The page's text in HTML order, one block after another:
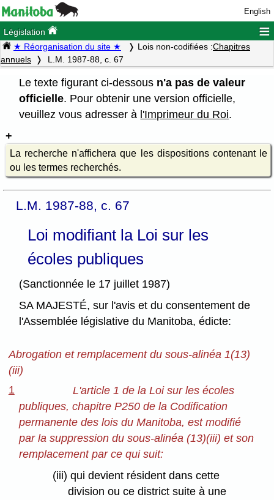
English
Législation ≡
★ Réorganisation du site ★ Lois non-codifiées :Chapitres
annuels
L.M. 1987-88, c. 67
Le texte figurant ci-dessous n'a pas de valeur
officielle. Pour obtenir une version officielle,
veuillez vous adresser à l'Imprimeur du Roi.
La recherche n'affichera que les dispositions contenant le
ou les termes recherchés.
L.M. 1987-88, c. 67
Loi modifiant la Loi sur les
écoles publiques
(Sanctionnée le 17 juillet 1987)
SA MAJESTÉ, sur l'avis et du consentement de
l'Assemblée législative du Manitoba, édicte:
Abrogation et remplacement du sous-alinéa 1(13)
(iii)
1
L'article 1 de la Loi sur les écoles
publiques, chapitre P250 de la Codification
permanente des lois du Manitoba, est modifié
par la suppression du sous-alinéa (13)(iii) et son
remplacement par ce qui suit:
(iii) qui devient résident dans cette
division ou ce district suite à une